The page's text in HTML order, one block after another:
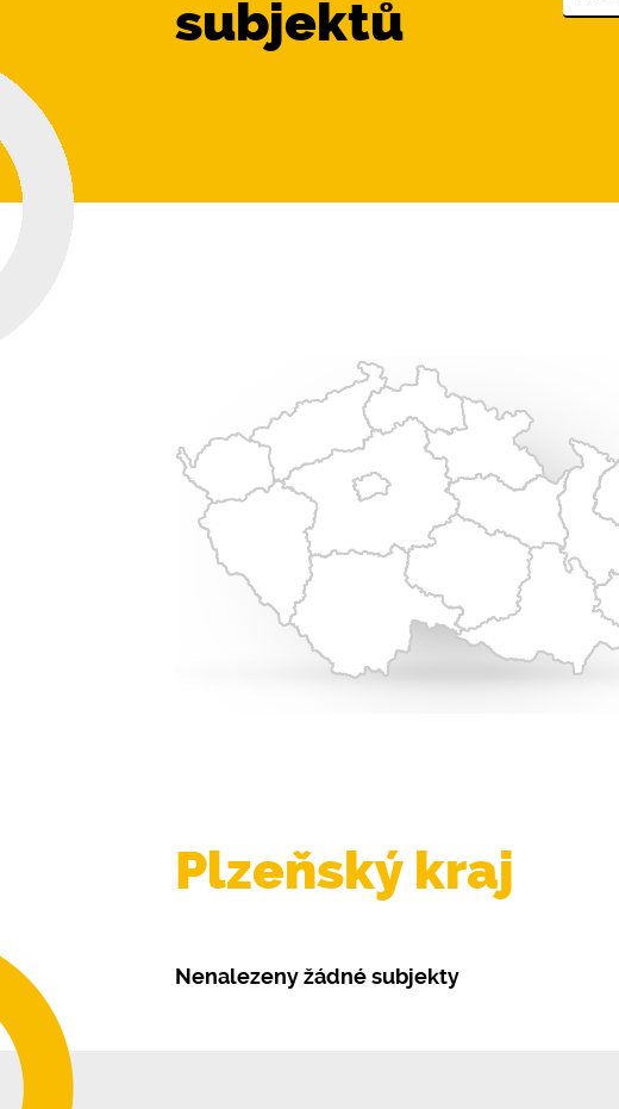
subjektů
Plzeňský kraj
Nenalezeny žádné subjekty